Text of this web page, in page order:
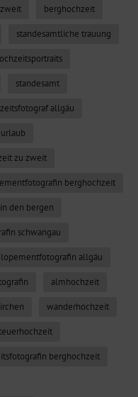
berghochzeit
standesamtliche trauung
standesamt
allgäu
zu zweit
berghochzeit
den bergen
schwangau
allgäu
almhochzeit
wanderhochzeit
berghochzeit